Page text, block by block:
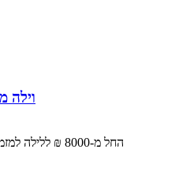
וילה
החל מ-‏8000 ₪ ללילה למזמינים 2 לילות בסופ"ש הקרוב